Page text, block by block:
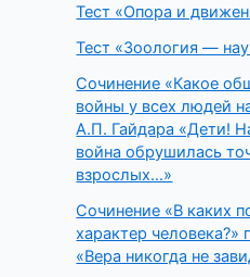
Тест «Опора и
Тест «Зоология —
Сочинение «Какое
войны у всех людей
А.П. Гайдара «Дети!
война обрушилась
взрослых…»
Сочинение «В каких
характер
«Вера никогда не